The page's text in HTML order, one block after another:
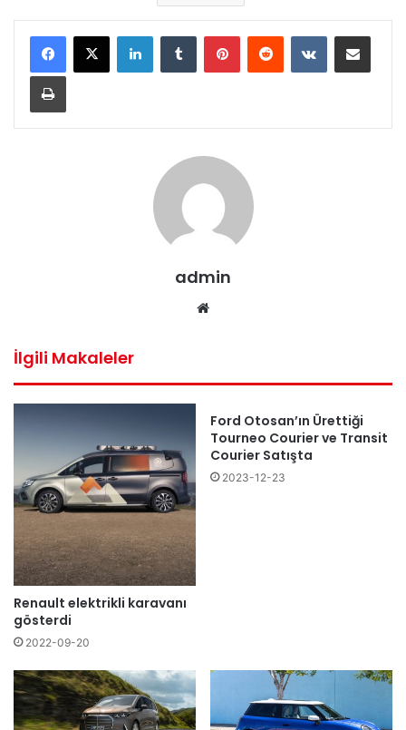
LinkedInTumblr PinterestReddit VKontakteE-Posta ile paylaş
Yazdır
admin
İlgili Makaleler
Renault elektrikli karavanı
gösterdi
2022-09-20
Ford Otosan’ın Ürettiği
Tourneo Courier ve Transit
Courier Satışta
2023-12-23